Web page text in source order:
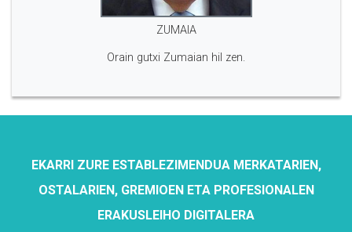
ZUMAIA
Orain gutxi Zumaian hil zen.
EKARRI ZURE ESTABLEZIMENDUA MERKATARIEN,
OSTALARIEN, GREMIOEN ETA PROFESIONALEN
ERAKUSLEIHO DIGITALERA